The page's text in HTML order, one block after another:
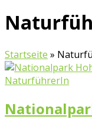
Startseite »
NaturführerIn